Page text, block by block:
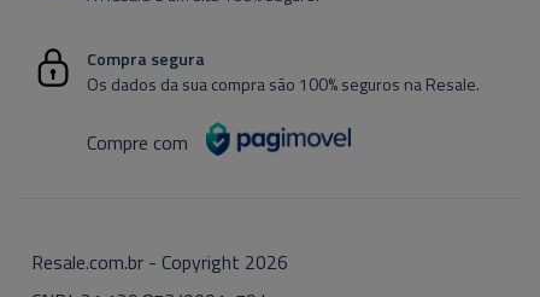
Compra segura
Os dados da sua compra são 100% seguros na Resale.
Compre com
Resale.com.br - Copyright 2026